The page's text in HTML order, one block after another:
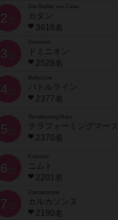
2 位
Die Siedler von Catan
カタン
3616名
3 位
ドミニオン
2528名
4位
Battle Line
バトルライン
2377名
5 位
Terraforming Mars
テラフォーミングマーズ
2370名
6 位
ニムト
2201名
7 位
Carcassonne
カルカソンヌ
2190名